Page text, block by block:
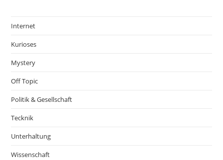
Internet
Kurioses
Mystery
Off Topic
Politik & Gesellschaft
Tecknik
Unterhaltung
Wissenschaft